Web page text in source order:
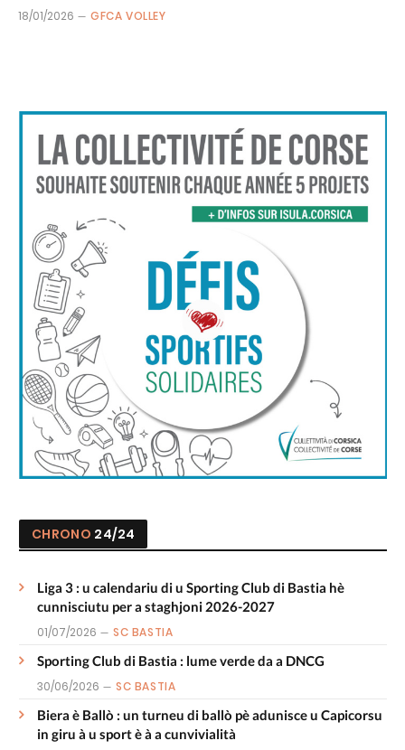
18/01/2026 GFCA VOLLEY
CHRONO 24/24
Liga 3 : u calendariu di u Sporting Club di Bastia hè
cunnisciutu per a staghjoni 2026-2027
01/07/2026 SC BASTIA
Sporting Club di Bastia : lume verde da a DNCG
30/06/2026 SC BASTIA
Biera è Ballò : un turneu di ballò pè adunisce u Capicorsu
in giru à u sport è à a cunvivialità